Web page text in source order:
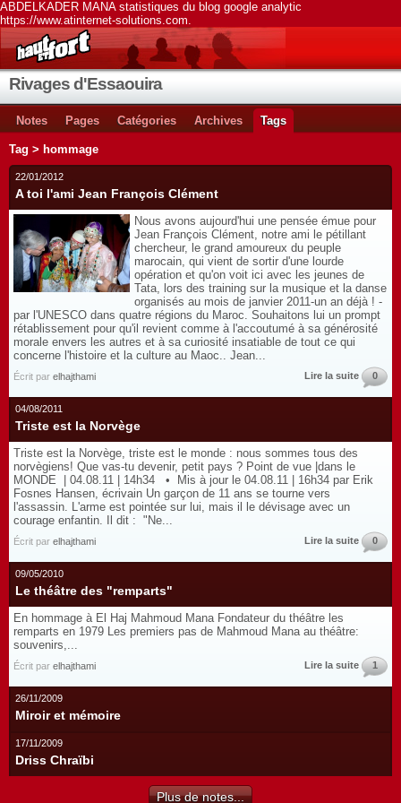
ABDELKADER MANA statistiques du blog google analytic
https://www.atinternet-solutions.com.
Rivages d'Essaouira
Notes Pages Catégories Archives Tags
Tag > hommage
22/01/2012
A toi l'ami Jean François Clément
Nous avons aujourd'hui une pensée émue pour
Jean François Clément, notre ami le pétillant
chercheur, le grand amoureux du peuple
marocain, qui vient de sortir d'une lourde
opération et qu'on voit ici avec les jeunes de
Tata, lors des training sur la musique et la danse
organisés au mois de janvier 2011-un an déjà ! -
par l'UNESCO dans quatre régions du Maroc. Souhaitons lui un prompt
rétablissement pour qu'il revient comme à l'accoutumé à sa générosité
morale envers les autres et à sa curiosité insatiable de tout ce qui
concerne l'histoire et la culture au Maoc.. Jean...
Écrit par elhajthami Lire la suite 0
04/08/2011
Triste est la Norvège
Triste est la Norvège, triste est le monde : nous sommes tous des
norvègiens! Que vas-tu devenir, petit pays ? Point de vue |dans le
MONDE | 04.08.11 | 14h34 • Mis à jour le 04.08.11 | 16h34 par Erik
Fosnes Hansen, écrivain Un garçon de 11 ans se tourne vers
l'assassin. L'arme est pointée sur lui, mais il le dévisage avec un
courage enfantin. Il dit : "Ne...
Écrit par elhajthami Lire la suite 0
09/05/2010
Le théâtre des "remparts"
En hommage à El Haj Mahmoud Mana Fondateur du théâtre les
remparts en 1979 Les premiers pas de Mahmoud Mana au théâtre:
souvenirs,...
Écrit par elhajthami Lire la suite 1
26/11/2009
Miroir et mémoire
17/11/2009
Driss Chraïbi
Plus de notes...